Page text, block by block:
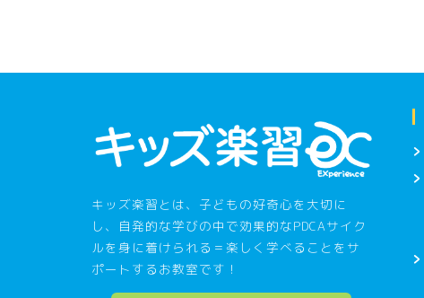
キッズ楽習とは、子どもの好奇心を大切に
し、自発的な学びの中で効果的なPDCAサイク
ルを身に着けられる＝楽しく学べることをサ
ポートするお教室です！